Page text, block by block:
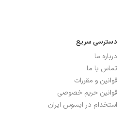
دسترسی سریع
درباره ما
تماس با ما
قوانین و مقررات
قوانین حریم خصوصی
استخدام در ایسوس ایران